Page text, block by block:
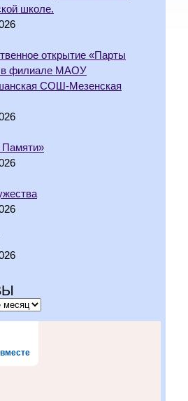
школе.
открытие «Парты
в филиале МАОУ
СОШ-Мезенская
Памяти»